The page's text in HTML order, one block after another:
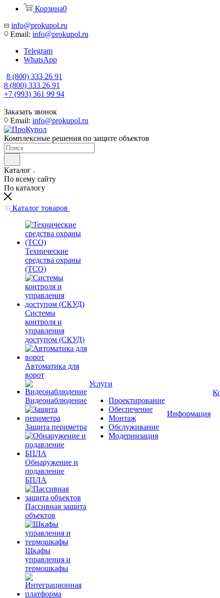
Корзина0
info@prokupol.ru
Email: info@prokupol.ru
Telegram
WhatsApp
8 (800) 333 26 91
8 (800) 333 26 91
+7 (993) 361 99 94
Заказать звонок
Email: info@prokupol.ru
Комплексные решения по защите объектов
Каталог
По всему сайту
По каталогу
Каталог товаров
Технические
средства охраны
(ТСО)
Системы
контроля и
управления
доступом (СКУД)
Автоматика для
ворот
Видеонаблюдение
Защита периметра
Обнаружение и
подавление
БПЛА
Пассивная защита
объектов
Шкафы
управления и
термошкафы
Услуги
Проектирование
Обеспечение
Монтаж
Обслуживание
Модернизация
Информация